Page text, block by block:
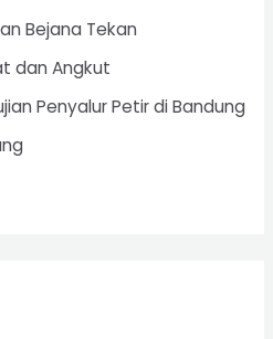
Bejana Tekan
dan Angkut
Penyalur Petir di Bandung